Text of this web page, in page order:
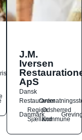
J.M.
Iversen
ApS
Dansk
Restauranter
Danmark
Region
Sjælland
Odsherred
Kommune